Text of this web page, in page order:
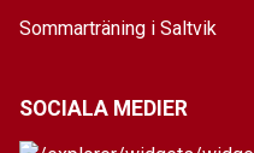
Sommarträning i Saltvik
SOCIALA MEDIER